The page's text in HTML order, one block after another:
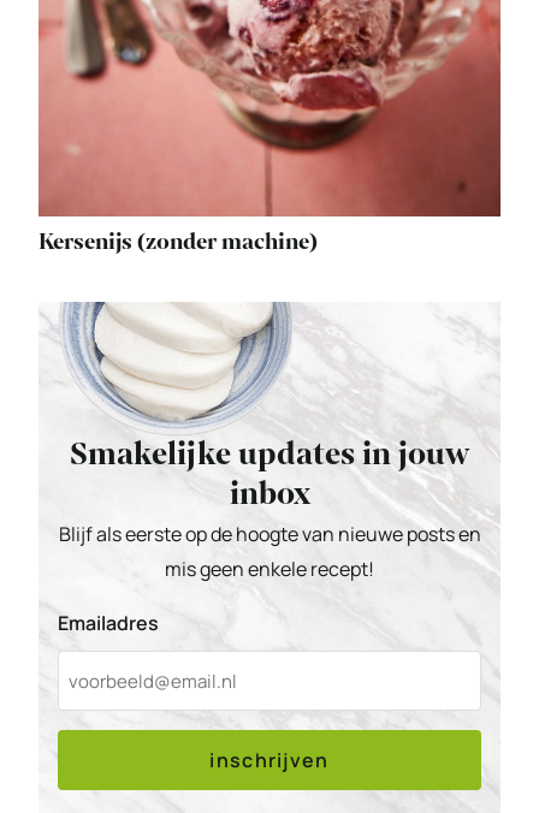
Kersenijs (zonder machine)
Smakelijke updates in jouw
inbox
Blijf als eerste op de hoogte van nieuwe posts en
mis geen enkele recept!
Emailadres
inschrijven